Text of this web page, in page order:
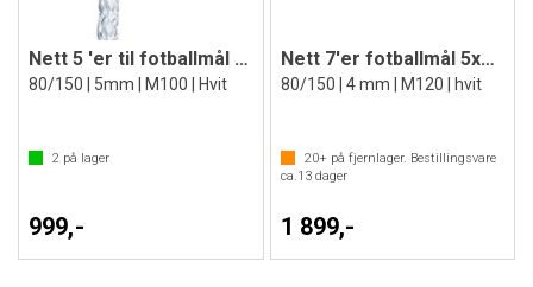
Nett 5 'er til fotballmål 300 x200 cm
80/150 | 5mm | M100 | Hvit
2 på lager
999,-
Nett 7'er fotballmål 5x2 m
80/150 | 4 mm | M120 | hvit
20+på fjernlager. Bestillingsvare
ca.13dager
1 899,-